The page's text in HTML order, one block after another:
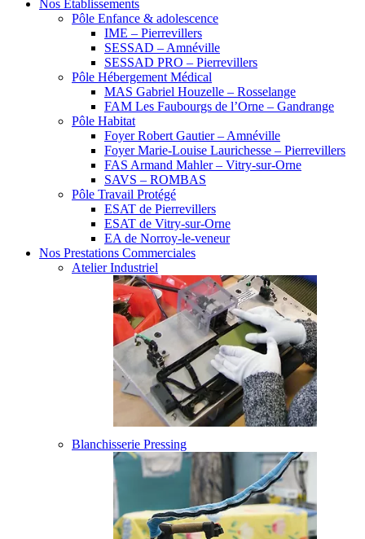
Nos Etablissements
Pôle Enfance & adolescence
IME – Pierrevillers
SESSAD – Amnéville
SESSAD PRO – Pierrevillers
Pôle Hébergement Médical
MAS Gabriel Houzelle – Rosselange
FAM Les Faubourgs de l’Orne – Gandrange
Pôle Habitat
Foyer Robert Gautier – Amnéville
Foyer Marie-Louise Laurichesse – Pierrevillers
FAS Armand Mahler – Vitry-sur-Orne
SAVS – ROMBAS
Pôle Travail Protégé
ESAT de Pierrevillers
ESAT de Vitry-sur-Orne
EA de Norroy-le-veneur
Nos Prestations Commerciales
Atelier Industriel
Blanchisserie Pressing